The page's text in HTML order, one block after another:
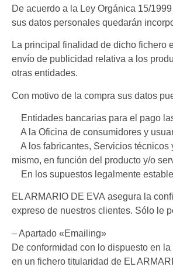
De acuerdo a la Ley Orgánica 15/
sus datos personales quedarán
La principal finalidad de dicho fichero
envío de publicidad relativa a los
otras entidades.
Con motivo de la compra sus datos
Entidades bancarias para el pago
A la Oficina de consumidores y
A los fabricantes, Servicios técnicos
mismo, en función del producto y/o
En los supuestos legalmente
EL ARMARIO DE EVA asegura la
expreso de nuestros clientes. Sólo le
– Apartado «Emailing»
De conformidad con lo dispuesto en
en un fichero titularidad de EL